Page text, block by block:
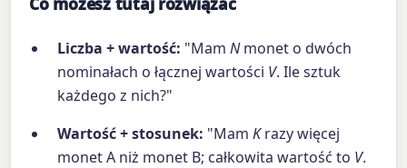
Liczba + wartość: "Mam Nmonet o dwóch
nominałach o łącznej wartości V. Ile sztuk
każdego z nich?"
Wartość + stosunek: "Mam Krazy więcej
monet A niż monet B; całkowita wartość to V.